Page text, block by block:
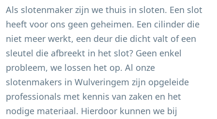
Als slotenmaker zijn we thuis in sloten. Een slot
heeft voor ons geen geheimen. Een cilinder die
niet meer werkt, een deur die dicht valt of een
sleutel die afbreekt in het slot? Geen enkel
probleem, we lossen het op. Al onze
slotenmakers in Wulveringem zijn opgeleide
professionals met kennis van zaken en het
nodige materiaal. Hierdoor kunnen we bij